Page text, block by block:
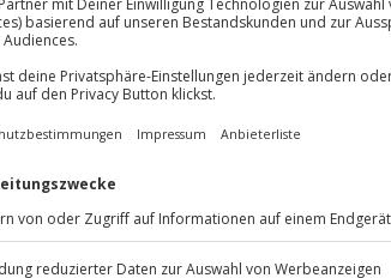
in ein aufregendes Abenteuer
Sechs außergewöhnliche
dir probiert zu werden. Ein
zur Herstellung und gibt
wächst dein Wissen über
und passende Snacks
zwischen den Proben bereit
bietet die perfekte
zu genießen. Gönn dir
jetzt deinen Platz!